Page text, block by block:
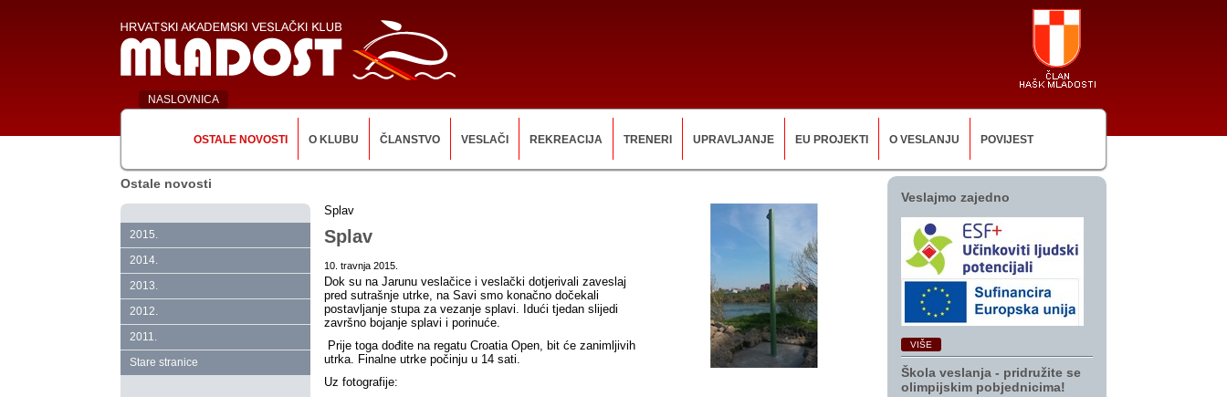
NASLOVNICA
OSTALE NOVOSTI O KLUBU ČLANSTVO VESLAČI REKREACIJA TRENERI UPRAVLJANJE EU PROJEKTI O VESLANJU POVIJEST
Ostale novosti
2015.
2014.
2013.
2012.
2011.
Stare stranice
Splav
Splav
10. travnja 2015.
Dok su na Jarunu veslačice i veslački dotjerivali zaveslaj
pred sutrašnje utrke, na Savi smo konačno dočekali
postavljanje stupa za vezanje splavi. Idući tjedan slijedi
završno bojanje splavi i porinuće.
Prije toga dođite na regatu Croatia Open, bit će zanimljivih
utrka. Finalne utrke počinju u 14 sati.
Uz fotografije:
Veslajmo zajedno
VIŠE
Škola veslanja ‑ pridružite se
olimpijskim pobjednicima!